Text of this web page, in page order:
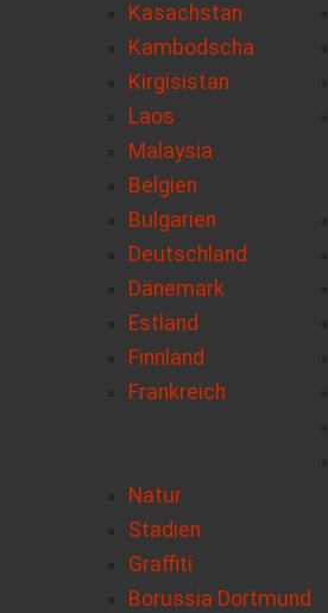
Kasachstan
Kambodscha
Kirgisistan
Laos
Malaysia
Belgien
Bulgarien
Deutschland
Dänemark
Estland
Finnland
Frankreich
Natur
Stadien
Graffiti
Borussia Dortmund